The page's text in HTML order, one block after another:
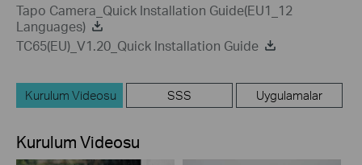
Tapo Camera_Quick Installation Guide(EU1_12
Languages)
TC65(EU)_V1.20_Quick Installation Guide
Kurulum Videosu SSS Uygulamalar
Kurulum Videosu